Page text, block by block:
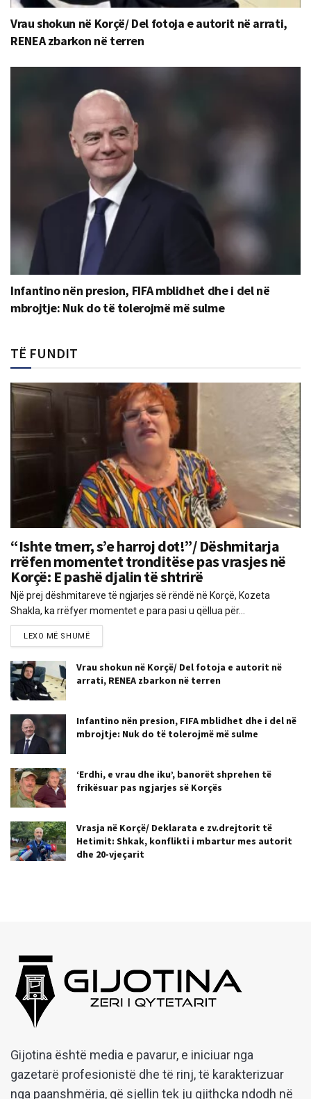
Vrau shokun në Korçë/ Del fotoja e autorit në arrati,
RENEA zbarkon në terren
Infantino nën presion, FIFA mblidhet dhe i del në
mbrojtje: Nuk do të tolerojmë më sulme
TË FUNDIT
“Ishte tmerr, s’e harroj dot!”/ Dëshmitarja
rrëfen momentet tronditëse pas vrasjes në
Korçë: E pashë djalin të shtrirë
Një prej dëshmitareve të ngjarjes së rëndë në Korçë, Kozeta
Shakla, ka rrëfyer momentet e para pasi u qëllua për...
LEXO MË SHUMË
Vrau shokun në Korçë/ Del fotoja e autorit në
arrati, RENEA zbarkon në terren
Infantino nën presion, FIFA mblidhet dhe i del në
mbrojtje: Nuk do të tolerojmë më sulme
‘Erdhi, e vrau dhe iku’, banorët shprehen të
frikësuar pas ngjarjes së Korçës
Vrasja në Korçë/ Deklarata e zv.drejtorit të
Hetimit: Shkak, konflikti i mbartur mes autorit
dhe 20-vjeçarit
Gijotina është media e pavarur, e iniciuar nga
gazetarë profesionistë dhe të rinj, të karakterizuar
nga paanshmëria, që sjellin tek ju gjithçka ndodh në